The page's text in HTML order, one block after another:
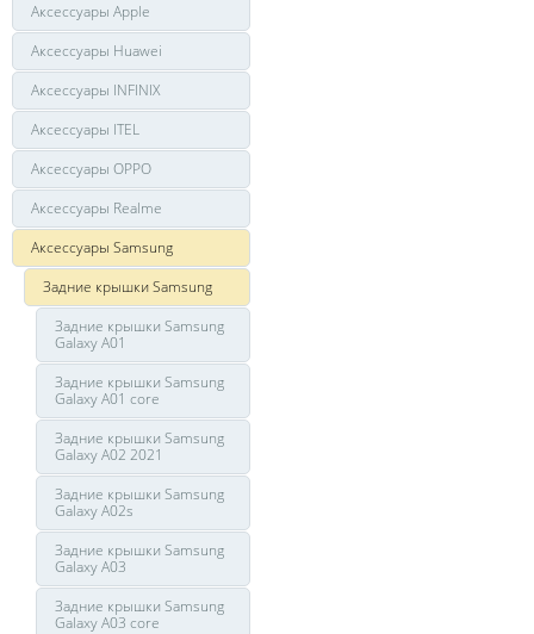
Аксессуары Apple
Аксессуары Huawei
Аксессуары INFINIX
Аксессуары ITEL
Аксессуары OPPO
Аксессуары Realme
Аксессуары Samsung
Задние крышки Samsung
Задние крышки Samsung
Galaxy A01
Задние крышки Samsung
Galaxy A01 core
Задние крышки Samsung
Galaxy A02 2021
Задние крышки Samsung
Galaxy A02s
Задние крышки Samsung
Galaxy A03
Задние крышки Samsung
Galaxy A03 core